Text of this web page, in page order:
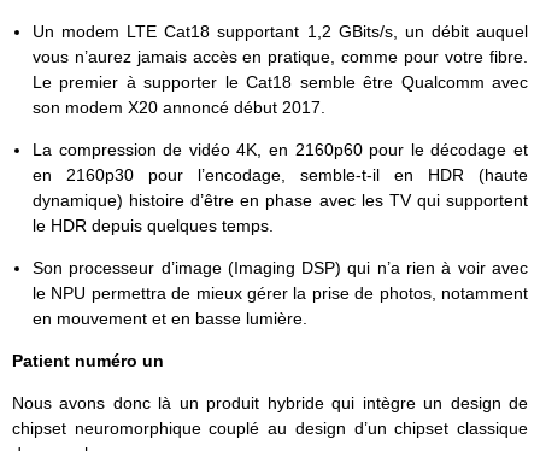
Un modem LTE Cat18 supportant 1,2 GBits/s, un débit auquel
vous n’aurez jamais accès en pratique, comme pour votre fibre.
Le premier à supporter le Cat18 semble être Qualcomm avec
son modem X20 annoncé début 2017.
La compression de vidéo 4K, en 2160p60 pour le décodage et
en 2160p30 pour l’encodage, semble-t-il en HDR (haute
dynamique) histoire d’être en phase avec les TV qui supportent
le HDR depuis quelques temps.
Son processeur d’image (Imaging DSP) qui n’a rien à voir avec
le NPU permettra de mieux gérer la prise de photos, notamment
en mouvement et en basse lumière.
Patient numéro un
Nous avons donc là un produit hybride qui intègre un design de
chipset neuromorphique couplé au design d’un chipset classique